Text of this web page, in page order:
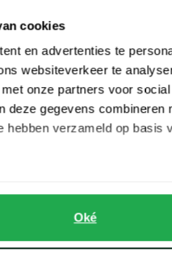
cookies
en advertenties te
websiteverkeer te
onze partners voor
deze gegevens combineren
hebben verzameld op basis
Oké
van het beste katoen,
zorgen voor nog meer
basics, waarvan u daardoor
van BOSS met bijzondere
van de catwalk lijken te